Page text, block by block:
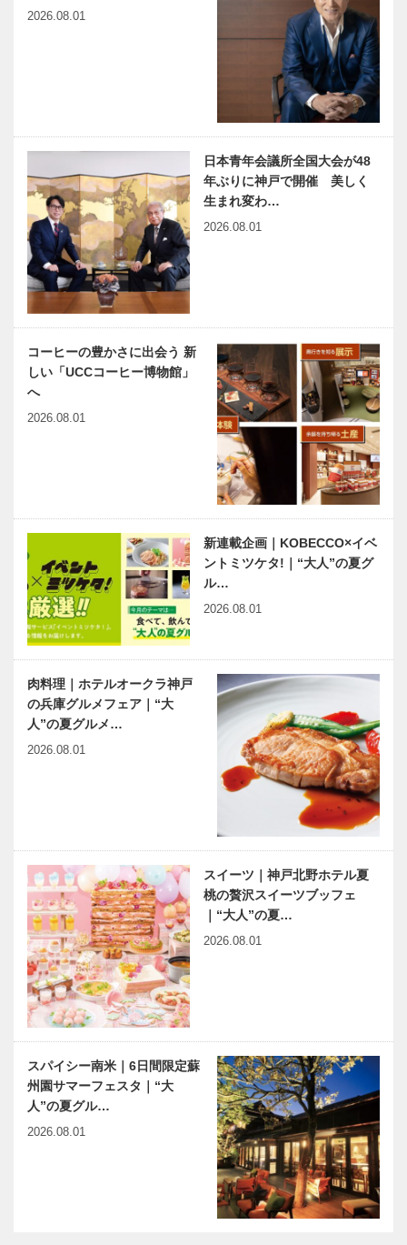
Night in
KOB…
連載エッセイ
／喫茶店の書
斎から ㊺
人の世
神戸のカクシ
ボタン 第七
十四回 夜の
街に浮かぶ小
舟
2026.08.01
日本青年会議所全国大会が48
年ぶりに神戸で開催 美しく
生まれ変わ…
2026.08.01
コーヒーの豊かさに出会う 新
しい「UCCコーヒー博物館」
へ
2026.08.01
新連載企画｜KOBECCO×イベ
ントミツケタ!｜“大人”の夏グ
ル…
2026.08.01
肉料理｜ホテルオークラ神戸
の兵庫グルメフェア｜“大
人”の夏グルメ…
2026.08.01
スイーツ｜神戸北野ホテル夏
桃の贅沢スイーツブッフェ
｜“大人”の夏…
2026.08.01
スパイシー南米｜6日間限定蘇
州園サマーフェスタ｜“大
人”の夏グル…
2026.08.01